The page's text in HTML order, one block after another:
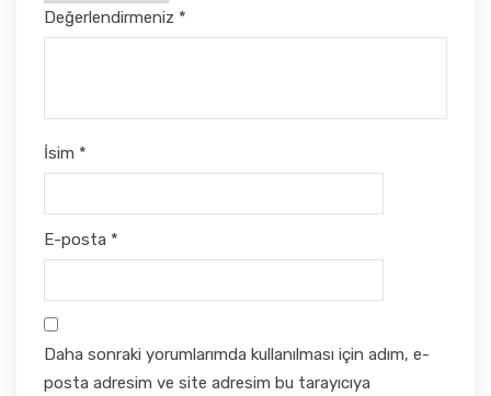
Değerlendirmeniz *
İsim *
E-posta *
Daha sonraki yorumlarımda kullanılması için adım, e-
posta adresim ve site adresim bu tarayıcıya